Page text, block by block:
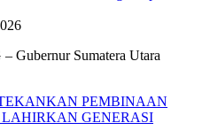
Gubernur Sumatera Utara